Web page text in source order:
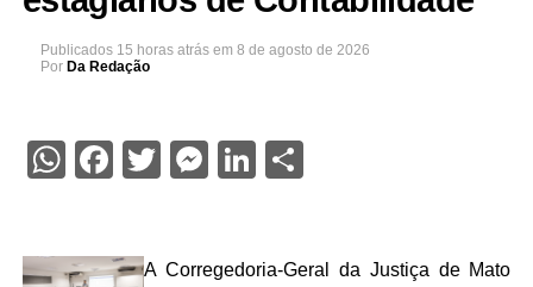
Publicados 15 horas atrás em 8 de agosto de 2026
Por Da Redação
WhatsApp
Facebook
Twitter
Messenger
LinkedIn
Share
A Corregedoria-Geral da Justiça de Mato